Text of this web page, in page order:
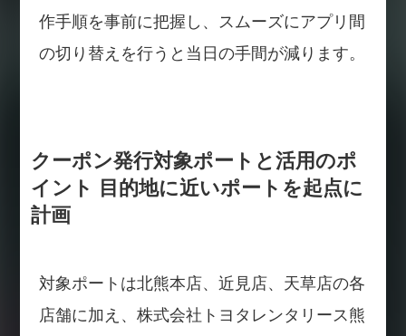
作手順を事前に把握し、スムーズにアプリ間
の切り替えを行うと当日の手間が減ります。
クーポン発行対象ポートと活用のポ
イント 目的地に近いポートを起点に
計画
対象ポートは北熊本店、近見店、天草店の各
店舗に加え、株式会社トヨタレンタリース熊